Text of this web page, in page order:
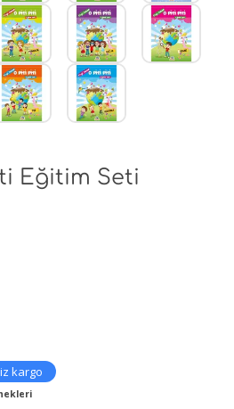
Eğitim Seti
kargo